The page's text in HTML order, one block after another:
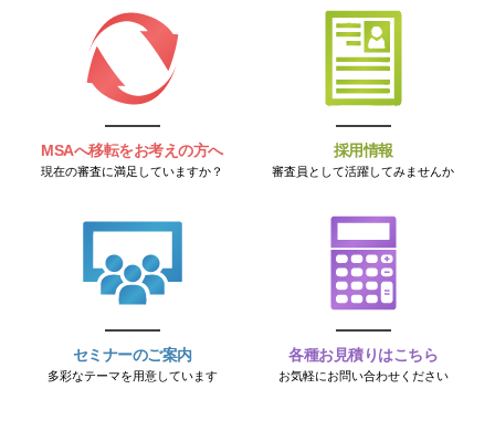
MSAへ移転をお考えの方へ
現在の審査に満足していますか？
採用情報
審査員として活躍してみませんか
セミナーのご案内
多彩なテーマを用意しています
各種お見積りはこちら
お気軽にお問い合わせください